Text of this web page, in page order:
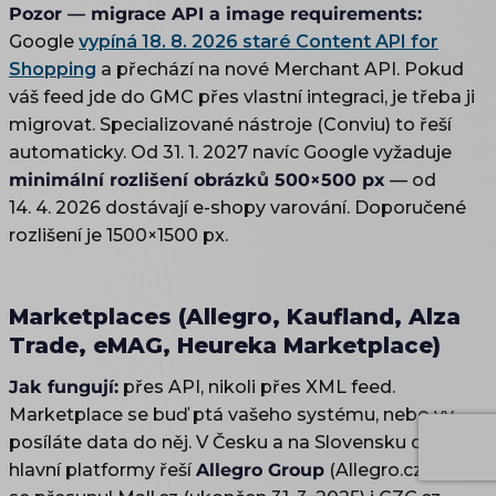
Pozor — migrace API a image requirements:
Google vypíná 18. 8. 2026 staré Content API for
Shopping a přechází na nové Merchant API. Pokud
váš feed jde do GMC přes vlastní integraci, je třeba ji
migrovat. Specializované nástroje (Conviu) to řeší
automaticky. Od 31. 1. 2027 navíc Google vyžaduje
minimální rozlišení obrázků 500×500 px — od
14. 4. 2026 dostávají e-shopy varování. Doporučené
rozlišení je 1500×1500 px.
Marketplaces (Allegro, Kaufland, Alza
Trade, eMAG, Heureka Marketplace)
Jak fungují: přes API, nikoli přes XML feed.
Marketplace se buď ptá vašeho systému, nebo vy
posíláte data do něj. V Česku a na Slovensku dnes
hlavní platformy řešíAllegro Group (Allegro.cz, kam